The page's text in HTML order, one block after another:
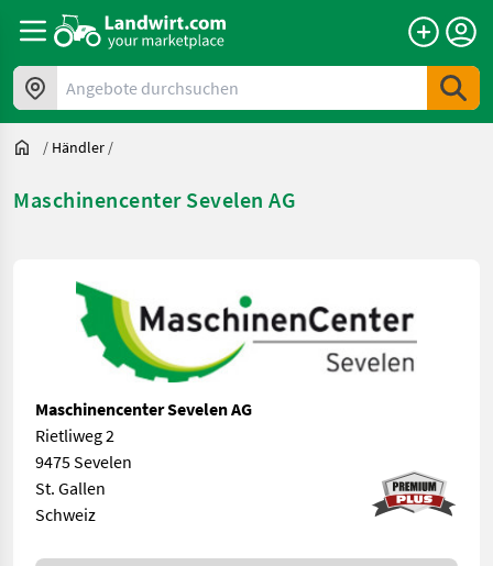
Angebote durchsuchen
/ Händler /
Maschinencenter Sevelen AG
Maschinencenter Sevelen AG
Rietliweg 2
9475 Sevelen
St. Gallen
Schweiz